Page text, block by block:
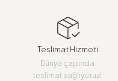
Teslimat Hizmeti
Dünya çapında
teslimat sağlıyoruz!